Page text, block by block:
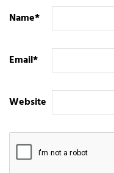
Name*
Email*
Website